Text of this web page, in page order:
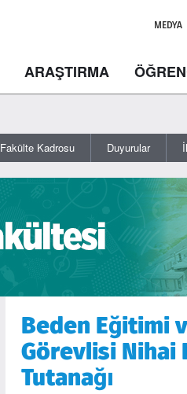
MEDYA
ARAŞTIRMA
Fakülte Kadrosu Duyurular
Beden Eğitimi
Görevlisi Nihai
Tutanağı